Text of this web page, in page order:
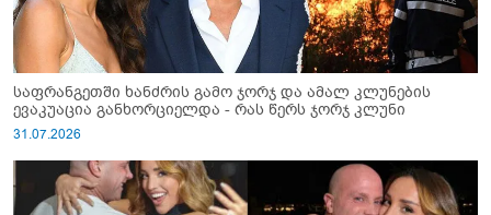
საფრანგეთში ხანძრის გამო ჯორჯ და ამალ კლუნების
ევაკუაცია განხორციელდა - რას წერს ჯორჯ კლუნი
31.07.2026